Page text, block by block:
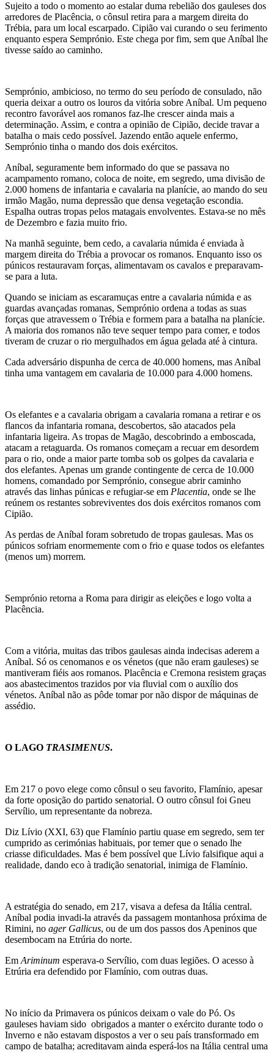
Sujeito a todo o momento ao estalar duma rebelião dos gauleses dos
arredores de Placência, o cônsul retira para a margem direita do
Trébia, para um local escarpado. Cipião vai curando o seu ferimento
enquanto espera Semprónio. Este chega por fim, sem que Aníbal lhe
tivesse saído ao caminho.
Semprónio, ambicioso, no termo do seu período de consulado, não
queria deixar a outro os louros da vitória sobre Aníbal. Um pequeno
recontro favorável aos romanos faz-lhe crescer ainda mais a
determinação. Assim, e contra a opinião de Cipião, decide travar a
batalha o mais cedo possível. Jazendo então aquele enfermo,
Semprónio tinha o mando dos dois exércitos.
Aníbal, seguramente bem informado do que se passava no
acampamento romano, coloca de noite, em segredo, uma divisão de
2.000 homens de infantaria e cavalaria na planície, ao mando do seu
irmão Magão, numa depressão que densa vegetação escondia.
Espalha outras tropas pelos matagais envolventes. Estava-se no mês
de Dezembro e fazia muito frio.
Na manhã seguinte, bem cedo, a cavalaria númida é enviada à
margem direita do Trébia a provocar os romanos. Enquanto isso os
púnicos restauravam forças, alimentavam os cavalos e preparavam-
se para a luta.
Quando se iniciam as escaramuças entre a cavalaria númida e as
guardas avançadas romanas, Semprónio ordena a todas as suas
forças que atravessem o Trébia e formem para a batalha na planície.
A maioria dos romanos não teve sequer tempo para comer, e todos
tiveram de cruzar o rio mergulhados em água gelada até à cintura.
Cada adversário dispunha de cerca de 40.000 homens, mas Aníbal
tinha uma vantagem em cavalaria de 10.000 para 4.000 homens.
Os elefantes e a cavalaria obrigam a cavalaria romana a retirar e os
flancos da infantaria romana, descobertos, são atacados pela
infantaria ligeira. As tropas de Magão, descobrindo a emboscada,
atacam a retaguarda. Os romanos começam a recuar em desordem
para o rio, onde a maior parte tomba sob os golpes da cavalaria e
dos elefantes. Apenas um grande contingente de cerca de 10.000
homens, comandado por Semprónio, consegue abrir caminho
através das linhas púnicas e refugiar-se em Placentia, onde se lhe
reúnem os restantes sobreviventes dos dois exércitos romanos com
Cipião.
As perdas de Aníbal foram sobretudo de tropas gaulesas. Mas os
púnicos sofriam enormemente com o frio e quase todos os elefantes
(menos um) morrem.
Semprónio retorna a Roma para dirigir as eleições e logo volta a
Placência.
Com a vitória, muitas das tribos gaulesas ainda indecisas aderem a
Aníbal. Só os cenomanos e os vénetos (que não eram gauleses) se
mantiveram fiéis aos romanos. Placência e Cremona resistem graças
aos abastecimentos trazidos por via fluvial com o auxílio dos
vénetos. Aníbal não as pôde tomar por não dispor de máquinas de
assédio.
O LAGO TRASIMENUS.
Em 217 o povo elege como cônsul o seu favorito, Flamínio, apesar
da forte oposição do partido senatorial. O outro cônsul foi Gneu
Servílio, um representante da nobreza.
Diz Lívio (XXI, 63) que Flamínio partiu quase em segredo, sem ter
cumprido as cerimónias habituais, por temer que o senado lhe
criasse dificuldades. Mas é bem possível que Lívio falsifique aqui a
realidade, dando eco à tradição senatorial, inimiga de Flamínio.
A estratégia do senado, em 217, visava a defesa da Itália central.
Aníbal podia invadi-la através da passagem montanhosa próxima de
Rimini, no ager Gallicus, ou de um dos passos dos Apeninos que
desembocam na Etrúria do norte.
Em Ariminum esperava-o Servílio, com duas legiões. O acesso à
Etrúria era defendido por Flamínio, com outras duas.
No início da Primavera os púnicos deixam o vale do Pó. Os
gauleses haviam sido obrigados a manter o exército durante todo o
Inverno e não estavam dispostos a ver o seu país transformado em
campo de batalha; acreditavam ainda esperá-los na Itália central uma